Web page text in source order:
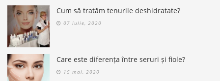
Cum să tratăm tenurile deshidratate?
07 iulie, 2020
Care este diferența între seruri și fiole?
15 mai, 2020